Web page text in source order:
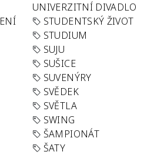
UNIVERZITNÍ DIVADLO
STUDENTSKÝ ŽIVOT
STUDIUM
SUJU
SUŠICE
SUVENÝRY
SVĚDEK
SVĚTLA
SWING
ŠAMPIONÁT
ŠATY